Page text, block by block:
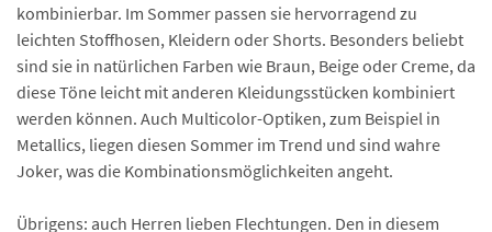
kombinierbar. Im Sommer passen sie hervorragend zu
leichten Stoffhosen, Kleidern oder Shorts. Besonders beliebt
sind sie in natürlichen Farben wie Braun, Beige oder Creme, da
diese Töne leicht mit anderen Kleidungsstücken kombiniert
werden können. Auch Multicolor-Optiken, zum Beispiel in
Metallics, liegen diesen Sommer im Trend und sind wahre
Joker, was die Kombinationsmöglichkeiten angeht.
Übrigens: auch Herren lieben Flechtungen. Den in diesem